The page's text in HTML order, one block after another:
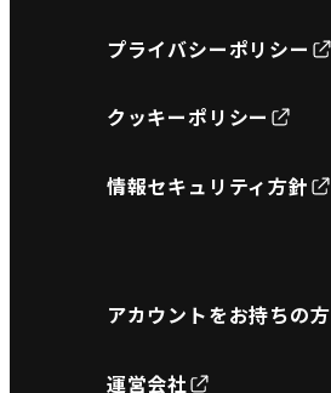
プライバシーポリシー
クッキーポリシー
情報セキュリティ方針
アカウントをお持ちの方
運営会社